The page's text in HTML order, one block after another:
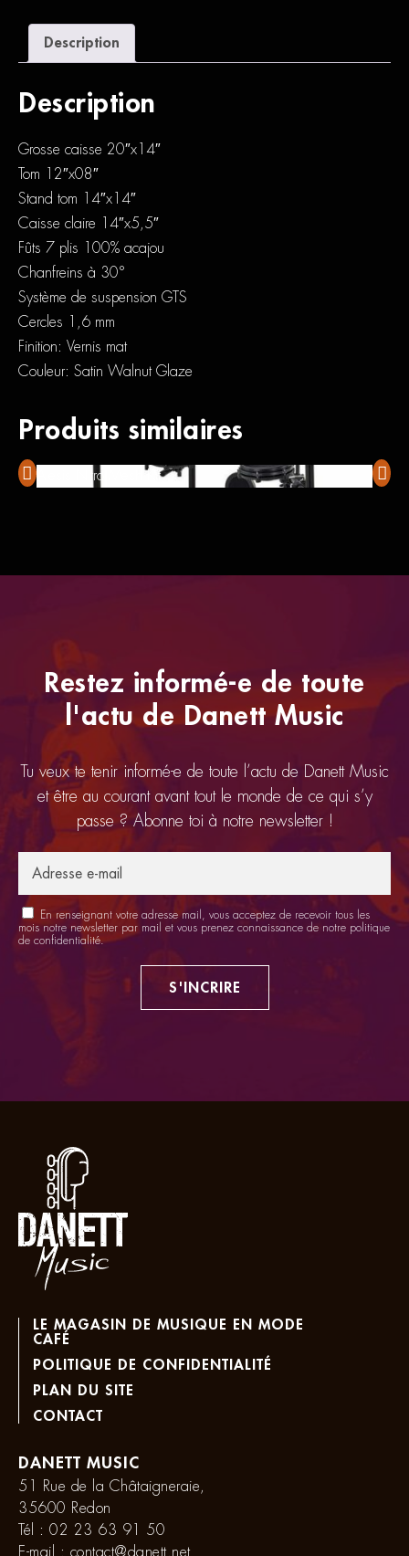
Description
Description
Grosse caisse 20″x14″
Tom 12″x08″
Stand tom 14″x14″
Caisse claire 14″x5,5″
Fûts 7 plis 100% acajou
Chanfreins à 30°
Système de suspension GTS
Cercles 1,6 mm
Finition: Vernis mat
Couleur: Satin Walnut Glaze
Produits similaires
Alesis Nitro Mesh Kit
Restez informé-e de toute
l'actu de Danett Music
Tu veux te tenir informé-e de toute l’actu de Danett Music
et être au courant avant tout le monde de ce qui s’y
passe ? Abonne toi à notre newsletter !
En renseignant votre adresse mail, vous acceptez de recevoir tous les
mois notre newsletter par mail et vous prenez connaissance de notre politique
de confidentialité.
S'INCRIRE
LE MAGASIN DE MUSIQUE EN MODE
CAFÉ
POLITIQUE DE CONFIDENTIALITÉ
PLAN DU SITE
CONTACT
DANETT MUSIC
51 Rue de la Châtaigneraie,
35600 Redon
Tél : 02 23 63 91 50
E-mail : contact@danett.net